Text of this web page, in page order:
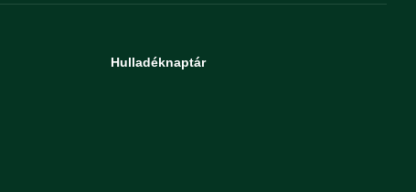
Hulladéknaptár